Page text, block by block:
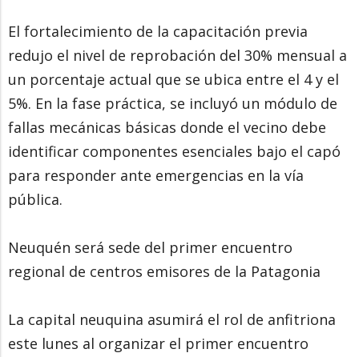
El fortalecimiento de la capacitación previa
redujo el nivel de reprobación del 30% mensual a
un porcentaje actual que se ubica entre el 4 y el
5%. En la fase práctica, se incluyó un módulo de
fallas mecánicas básicas donde el vecino debe
identificar componentes esenciales bajo el capó
para responder ante emergencias en la vía
pública.
Neuquén será sede del primer encuentro
regional de centros emisores de la Patagonia
La capital neuquina asumirá el rol de anfitriona
este lunes al organizar el primer encuentro